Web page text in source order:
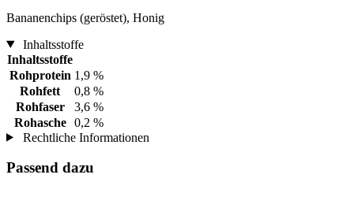
Bananenchips (geröstet), Honig
Inhaltsstoffe
Inhaltsstoffe
Rohprotein 1,9 %
Rohfett
0,8 %
Rohfaser
3,6 %
Rohasche
0,2 %
Rechtliche Informationen
Passend dazu